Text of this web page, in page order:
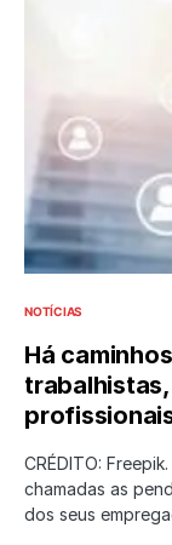
NOTÍCIAS
Há
CRÉDITO:
chamadas as
dos seus